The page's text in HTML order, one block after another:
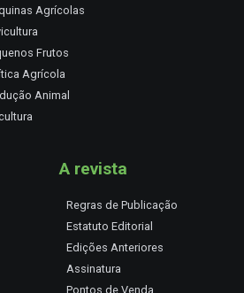
Agrícolas
Frutos
Agrícola
Animal
A revista
Regras de Publicação
Estatuto Editorial
Edições Anteriores
Assinatura
Pontos de Venda